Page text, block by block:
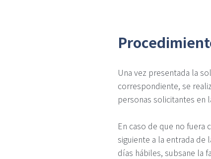
Una vez presentada la
correspondiente, se
personas solicitantes en
En caso de que no
siguiente a la entrada de
días hábiles, subsane la